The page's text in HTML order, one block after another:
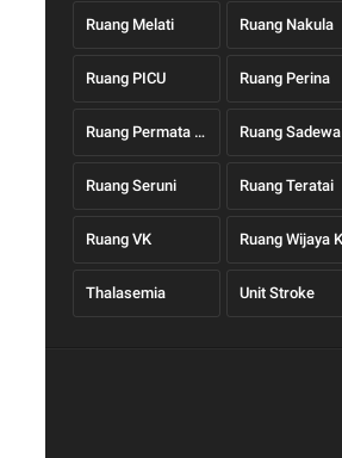
Ruang Melati Ruang Nakula
Ruang PICU Ruang Perina
Ruang Permata Hati Ruang Sadewa
Ruang Seruni Ruang Teratai
Ruang VK
Thalasemia Unit Stroke